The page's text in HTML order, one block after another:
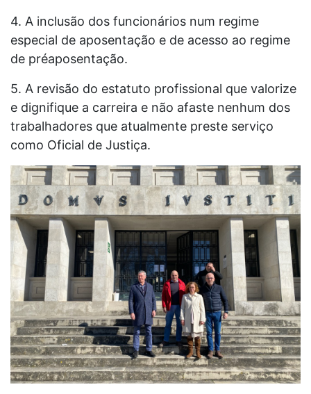
4. A inclusão dos funcionários num regime
especial de aposentação e de acesso ao regime
de préaposentação.
5. A revisão do estatuto profissional que valorize
e dignifique a carreira e não afaste nenhum dos
trabalhadores que atualmente preste serviço
como Oficial de Justiça.